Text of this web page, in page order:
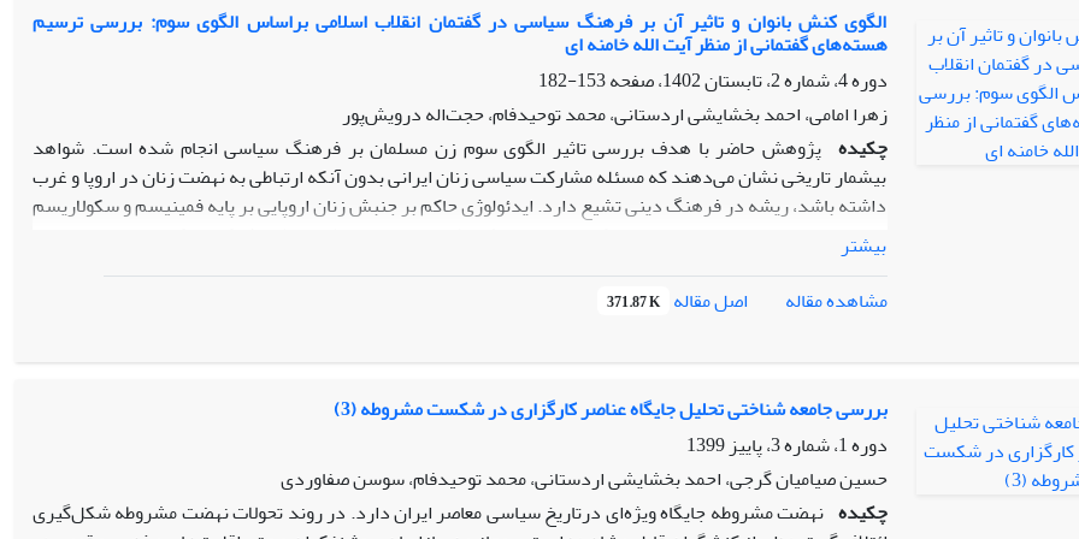
بهره‌گیری مطلوب از این منبع مشروعیت‌بخش را داشته است. واکاوی پیوند مشروعیت سیاسی و عدالت اجتماعی به
مثابه یک امر تاریخی، از دوران پیش تا پس از انقلاب، هدف اساسی پژوهش حاضر است.
الگوی کنش بانوان و تاثیر آن بر فرهنگ سیاسی در گفتمان انقلاب اسلامی براساس الگوی سوم: بررسی ترسیم
هسته‌های گفتمانی از منظر آیت الله خامنه ای
دوره 4، شماره 2، تابستان 1402، صفحه
153-182
زهرا امامی، احمد بخشایشی اردستانی، محمد توحیدفام، حجت‌اله درویش‌پور
چکیده پژوهش حاضر با هدف بررسی تاثیر الگوی سوم زن مسلمان بر فرهنگ سیاسی انجام شده است. شواهد
بی‏شمار تاریخی نشان می‌دهند که مسئله مشارکت سیاسی زنان ایرانی بدون آنکه ارتباطی به نهضت زنان در اروپا و غرب
داشته باشد، ریشه در فرهنگ دینی تشیع دارد. ایدئولوژی حاکم بر جنبش زنان اروپایی بر پایه فمینیسم و سکولاریسم
استوار بود اما این اصول در بین زنانی که در نهضت مشروطه و همچنین انقلاب اسلامی شرکت می‏کردند، پایه و اساسی
نداشت. فرهنگ سیاسی ساختارها و معنی عرصه سیاسی را به همان روالی آشکار می‌کند که فرهنگ به طور کلی
همبستگی یکپارچگی زندگی فرهنگ سیاسی را روشن می‌گرداند. روش این پژوهش تحلیل گفتمان با رجوع به بیانات
آیت الله خامنه‌ای براساس آرا لاکلا و موف بوده است. با توجه به مولفه­های فرهنگ سیاسی در ایران هم چون فرهنگ
بیشتر
مشاهده مقاله
اصل مقاله 371.87 K
بررسی جامعه شناختی تحلیل جایگاه عناصر کارگزاری در شکست مشروطه (3)
دوره 1، شماره 3، پاییز 1399
حسین صیامیان گرجی، احمد بخشایشی اردستانی، محمد توحیدفام، سوسن صفاوردی
چکیده نهضت مشروطه جایگاه ویژه‌ای درتاریخ سیاسی معاصر ایران دارد. در روند تحولات نهضت مشروطه شکل‌گیری